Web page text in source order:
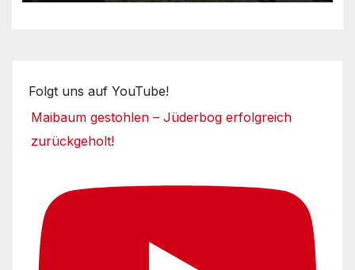
Folgt uns auf YouTube!
Maibaum gestohlen – Jüderbog erfolgreich
zurückgeholt!